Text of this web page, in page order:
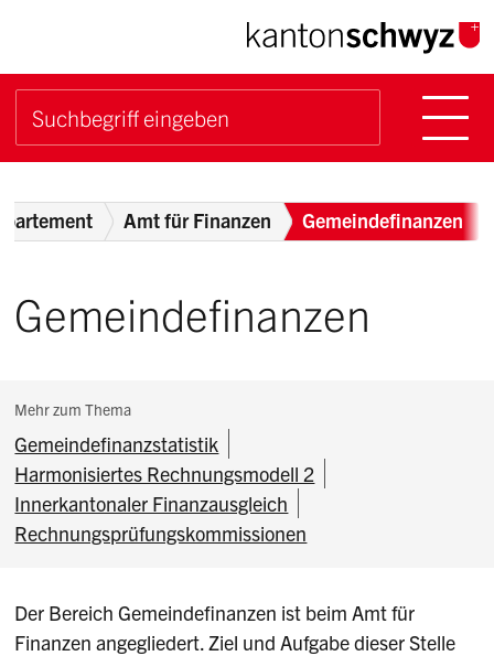
Navigieren im Kanton
Schnellnavigation
Suchbegriff
Breadcrumb
Amt für Finanzen Gemeindefinanzen
Subnavigation:
Mehr zum Thema
Gemeindefinanzstatistik
Harmonisiertes Rechnungsmodell 2
Innerkantonaler Finanzausgleich
Rechnungsprüfungskommissionen
Gemeindefinanzen
Der Bereich Gemeindefinanzen ist beim Amt für
Finanzen angegliedert. Ziel und Aufgabe dieser Stelle